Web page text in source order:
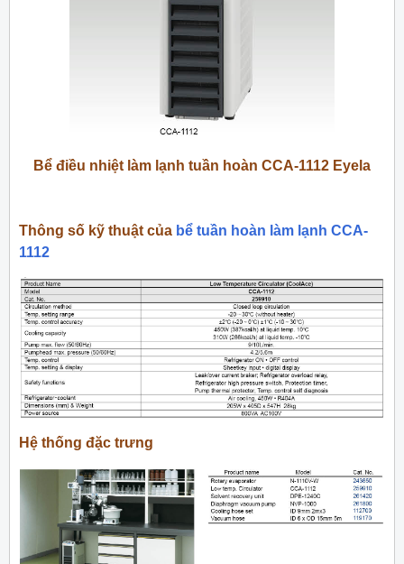
Bể điều nhiệt làm lạnh tuần hoàn CCA-1112 Eyela
Thông số kỹ thuật của bể tuần hoàn làm lạnh CCA-
1112
Hệ thống đặc trưng